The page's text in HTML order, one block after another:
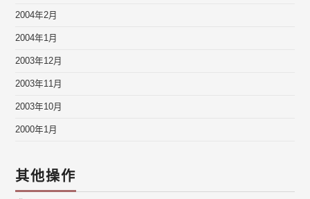
2004年2月
2004年1月
2003年12月
2003年11月
2003年10月
2000年1月
其他操作